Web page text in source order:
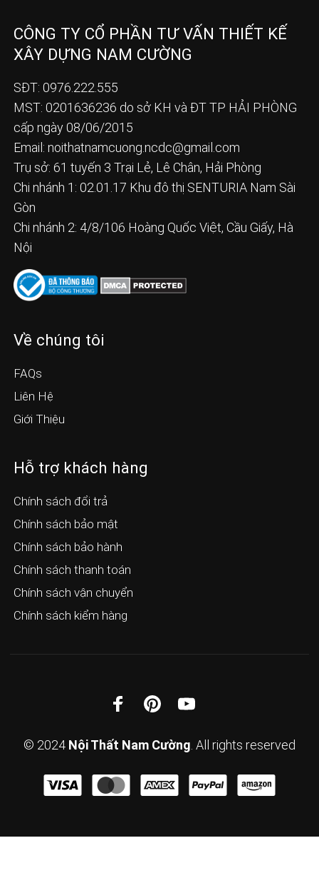
CÔNG TY CỔ PHẦN TƯ VẤN THIẾT KẾ
XÂY DỰNG NAM CƯỜNG
SĐT: 0976.222.555
MST: 0201636236 do sở KH và ĐT TP HẢI PHÒNG
cấp ngày 08/06/2015
Email: noithatnamcuong.ncdc@gmail.com
Trụ sở: 61 tuyến 3 Trại Lẻ, Lê Chân, Hải Phòng
Chi nhánh 1: 02.01.17 Khu đô thị SENTURIA Nam Sài
Gòn
Chi nhánh 2: 4/8/106 Hoàng Quốc Việt, Cầu Giấy, Hà
Nội
Về chúng tôi
FAQs
Liên Hệ
Giới Thiệu
Hỗ trợ khách hàng
Chính sách đổi trả
Chính sách bảo mật
Chính sách bảo hành
Chính sách thanh toán
Chính sách vận chuyển
Chính sách kiểm hàng
© 2024 Nội Thất Nam Cường . All rights reserved